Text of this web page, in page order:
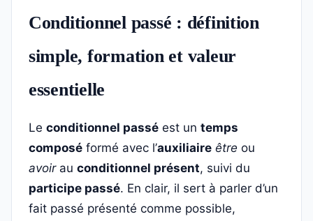
Conditionnel passé : définition
simple, formation et valeur
essentielle
Le conditionnel passé est un temps
composé formé avec l’auxiliaire être ou
avoirau conditionnel présent, suivi du
participe passé. En clair, il sert à parler d’un
fait passé présenté comme possible,